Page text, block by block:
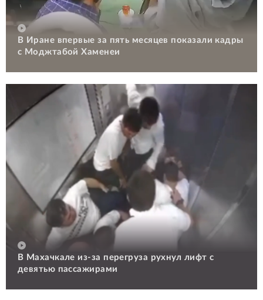
В Иране впервые за пять месяцев показали кадры
с Моджтабой Хаменеи
В Махачкале из-за перегруза рухнул лифт с
девятью пассажирами